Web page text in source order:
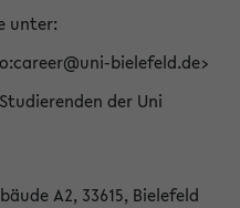
unter:
bielefeld.de>
der Uni
A2, 33615, Bielefeld